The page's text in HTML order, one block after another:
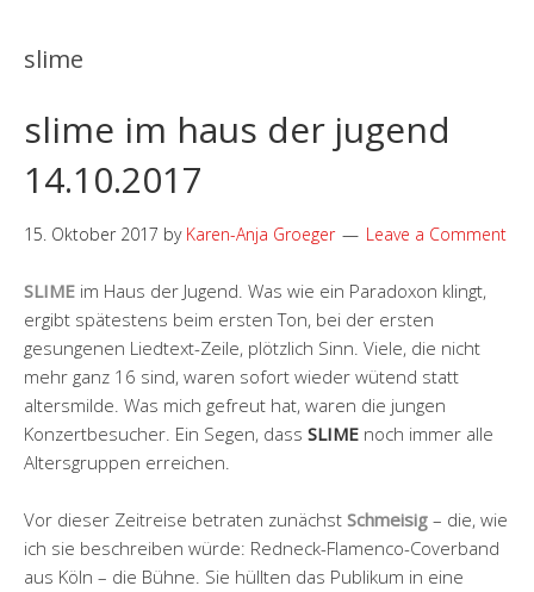
slime
slime im haus der jugend
14.10.2017
15. Oktober 2017 by Karen-Anja Groeger Leave a Comment
SLIME im Haus der Jugend. Was wie ein Paradoxon klingt,
ergibt spätestens beim ersten Ton, bei der ersten
gesungenen Liedtext-Zeile, plötzlich Sinn. Viele, die nicht
mehr ganz 16 sind, waren sofort wieder wütend statt
altersmilde. Was mich gefreut hat, waren die jungen
Konzertbesucher. Ein Segen, dass SLIME noch immer alle
Altersgruppen erreichen.
Vor dieser Zeitreise betraten zunächst Schmeisig – die, wie
ich sie beschreiben würde: Redneck-Flamenco-Coverband
aus Köln – die Bühne. Sie hüllten das Publikum in eine